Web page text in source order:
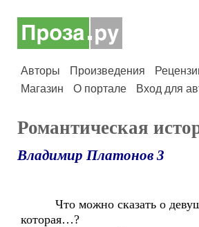
Авторы Произведения
Магазин
О портале Вход для
Романтическая
Владимир Платонов 3
Что можно сказать о
которая…?